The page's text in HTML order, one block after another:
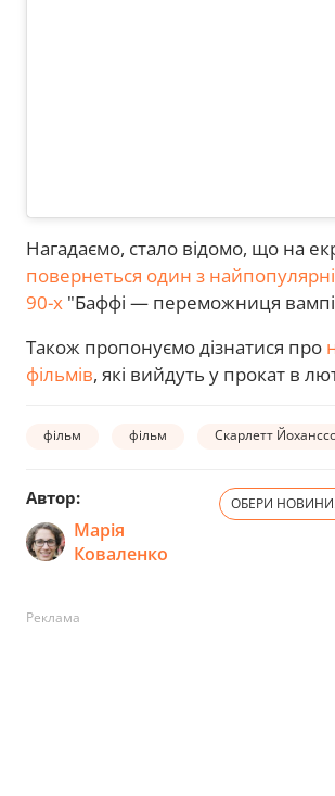
Нагадаємо, стало відомо, що на
повернеться один з
90-х "Баффі — переможниця
Також пропонуємо дізнатися про
фільмів, які вийдуть у прокат в
фільм фільм Скарлетт
Автор:
Марія
Коваленко
ОБЕРИ
Реклама